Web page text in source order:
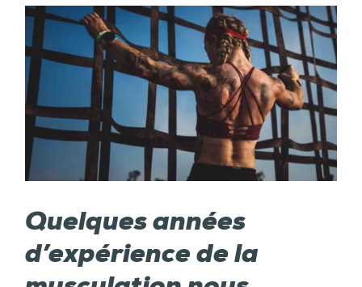
Quelques années
d’expérience de la